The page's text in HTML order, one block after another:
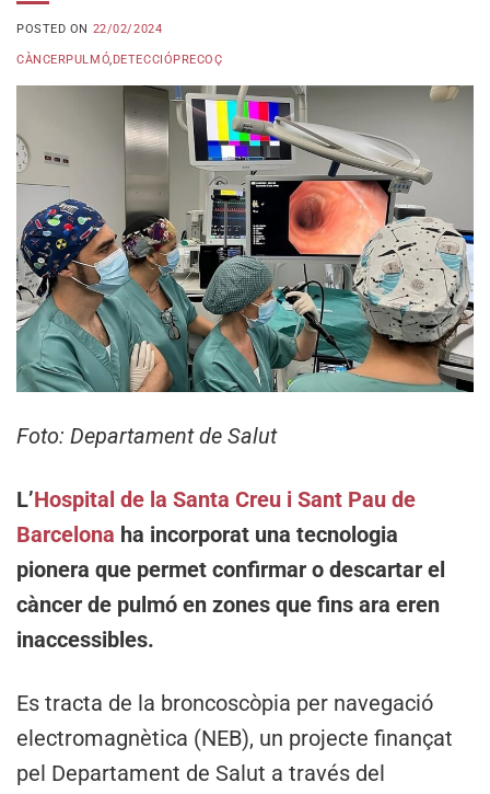
POSTED ON 22/02/2024
CÀNCERPULMÓ,DETECCIÓPRECOÇ
Foto: Departament de Salut
L’Hospital de la Santa Creu i Sant Pau de
Barcelona ha incorporat una tecnologia
pionera que permet confirmar o descartar el
càncer de pulmó en zones que fins ara eren
inaccessibles.
Es tracta de la broncoscòpia per navegació
electromagnètica (NEB), un projecte finançat
pel Departament de Salut a través del